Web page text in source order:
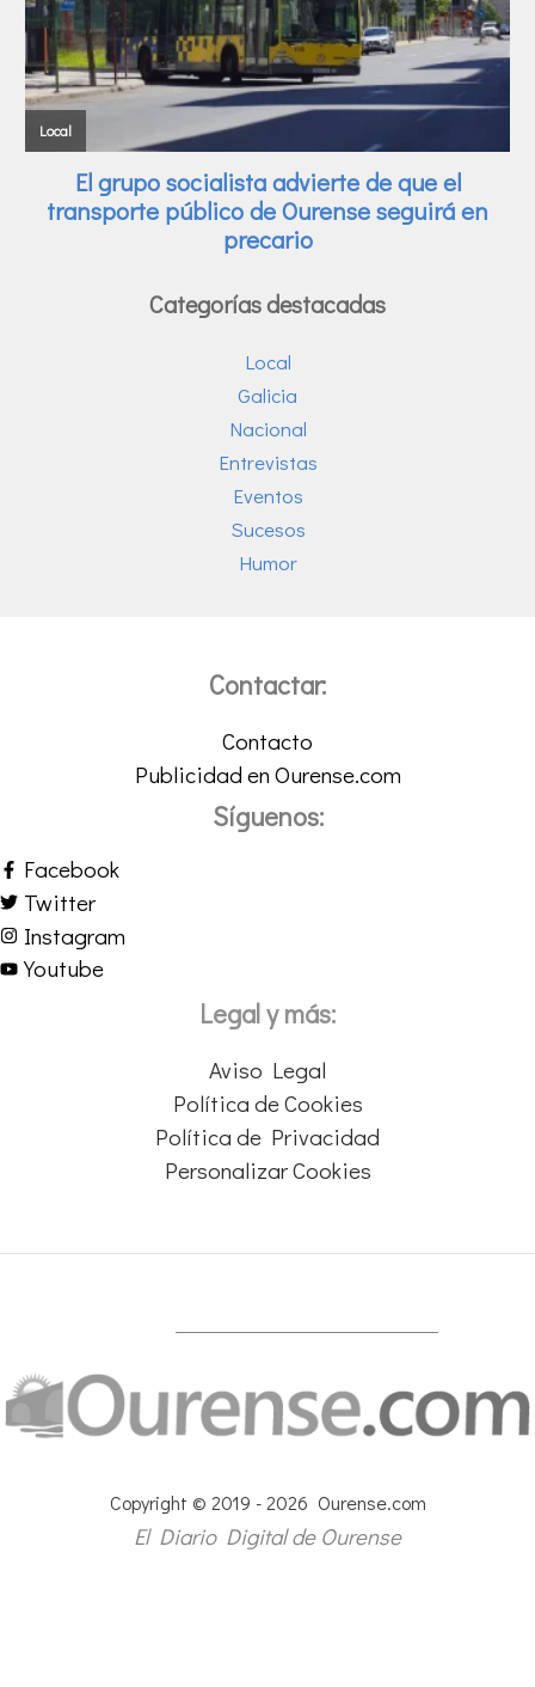
Categorías destacadas
Local
Galicia
Nacional
Entrevistas
Eventos
Sucesos
Humor
Contactar:
Contacto
Publicidad en Ourense.com
Síguenos:
Facebook
Twitter
Instagram
Youtube
Legal y más:
Aviso Legal
Política de Cookies
Política de Privacidad
Personalizar Cookies
Copyright © 2019 - 2026 Ourense.com
El Diario Digital de Ourense